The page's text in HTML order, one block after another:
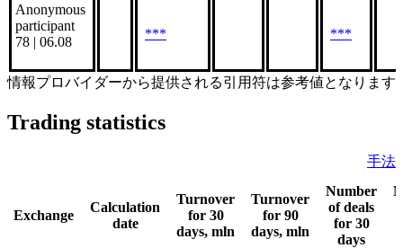
Anonymous
participant
78 | 06.08
*** ***
情報プロバイダーから提供される引用符は参考値となります
Trading statistics
手法
Exchange
Calculation
date
Turnover
for 30
days, mln
Turnover
for 90
days, mln
Number
of deals
for 30
days